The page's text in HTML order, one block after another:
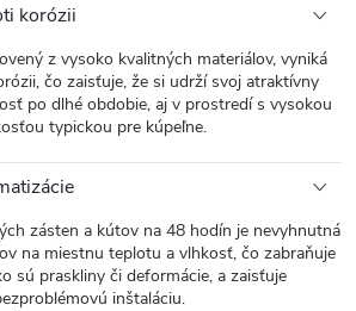
korózii
z vysoko kvalitných materiálov, vyniká
čo zaisťuje, že si udrží svoj atraktívny
po dlhé obdobie, aj v prostredí s vysokou
typickou pre kúpeľne.
zásten a kútov na 48 hodín je nevyhnutná
na miestnu teplotu a vlhkosť, čo zabraňuje
sú praskliny či deformácie, a zaisťuje
inštaláciu.